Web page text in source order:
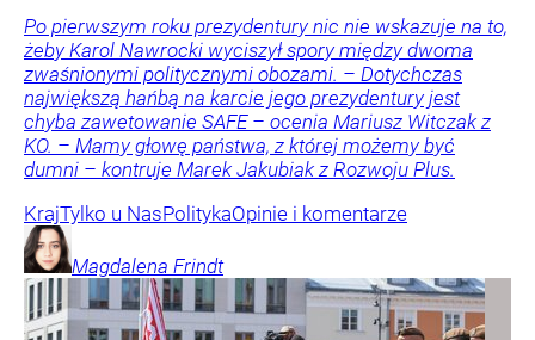
Po pierwszym roku prezydentury nic nie wskazuje na to,
żeby Karol Nawrocki wyciszył spory między dwoma
zwaśnionymi politycznymi obozami. – Dotychczas
największą hańbą na karcie jego prezydentury jest
chyba zawetowanie SAFE – ocenia Mariusz Witczak z
KO. – Mamy głowę państwa, z której możemy być
dumni – kontruje Marek Jakubiak z Rozwoju Plus.
KrajTylko u NasPolitykaOpinie i komentarze
Magdalena Frindt